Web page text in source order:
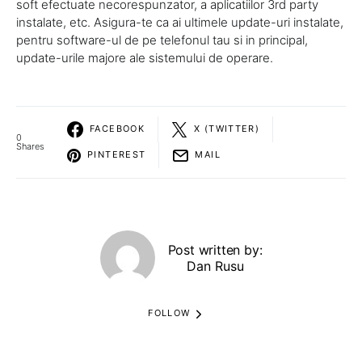
soft efectuate necorespunzator, a aplicatiilor 3rd party
instalate, etc. Asigura-te ca ai ultimele update-uri instalate,
pentru software-ul de pe telefonul tau si in principal,
update-urile majore ale sistemului de operare.
0
Shares
FACEBOOK X (TWITTER)
PINTEREST MAIL
Post written by:
Dan Rusu
FOLLOW